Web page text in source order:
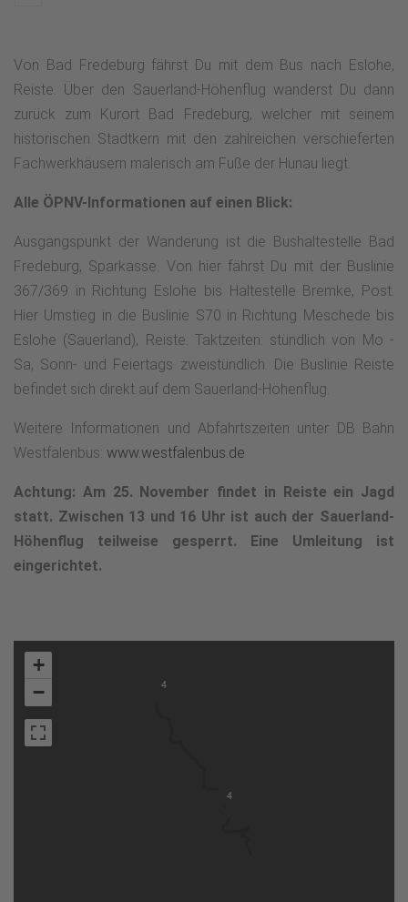
Von Bad Fredeburg fährst Du mit dem Bus nach Eslohe,
Reiste. Über den Sauerland-Höhenflug wanderst Du dann
zurück zum Kurort Bad Fredeburg, welcher mit seinem
historischen Stadtkern mit den zahlreichen verschieferten
Fachwerkhäusern malerisch am Fuße der Hunau liegt.
Alle ÖPNV-Informationen auf einen Blick:
Ausgangspunkt der Wanderung ist die Bushaltestelle Bad
Fredeburg, Sparkasse. Von hier fährst Du mit der Buslinie
367/369 in Richtung Eslohe bis Haltestelle Bremke, Post.
Hier Umstieg in die Buslinie S70 in Richtung Meschede bis
Eslohe (Sauerland), Reiste. Taktzeiten: stündlich von Mo -
Sa, Sonn- und Feiertags zweistündlich. Die Buslinie Reiste
befindet sich direkt auf dem Sauerland-Höhenflug.
Weitere Informationen und Abfahrtszeiten unter DB Bahn
Westfalenbus: www.westfalenbus.de
Achtung: Am 25. November findet in Reiste ein Jagd
statt. Zwischen 13 und 16 Uhr ist auch der Sauerland-
Höhenflug teilweise gesperrt. Eine Umleitung ist
eingerichtet.
4
4
+
−